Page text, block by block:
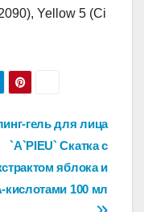
Yellow 5 (Ci
гель для лица
`A`PIEU` Скатка с
яблока и
100 мл